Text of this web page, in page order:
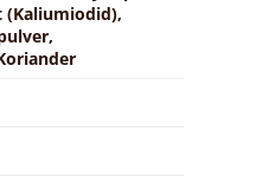
(Kaliumiodid),